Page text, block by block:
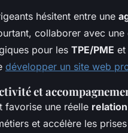
hésitent entre une
collaborer avec
pour les TPE/PME et
développer un site web
et
favorise une réelle
et accélère les